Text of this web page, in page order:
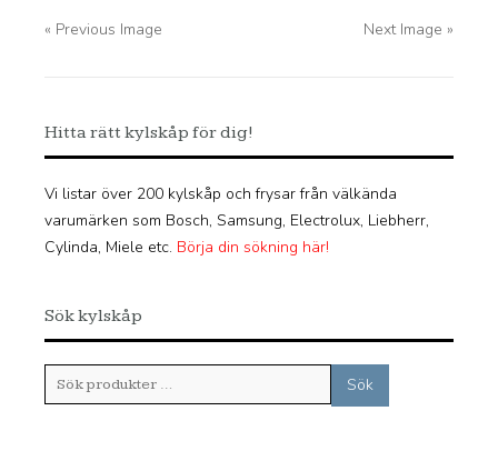
« Previous Image Next Image »
Hitta rätt kylskåp för dig!
Vi listar över 200 kylskåp och frysar från välkända
varumärken som Bosch, Samsung, Electrolux, Liebherr,
Cylinda, Miele etc. Börja din sökning här!
Sök kylskåp
Sök
efter:
Sök